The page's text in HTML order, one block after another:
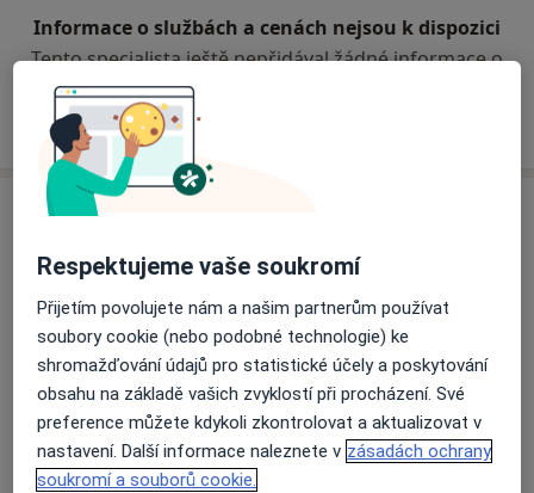
Informace o službách a cenách nejsou k dispozici
Tento specialista ještě nepřidával žádné informace o
Adresa
Praktický lékař stomatolog s laborat.
Studentská 1548/26, Havířov 73601
Přiblížit mapuse otevře v nové záložce
Dostupnost
Na této adrese online kalendář není aktivní
Co mám v takové situaci udělat?
Respektujeme vaše soukromí
Přijetím povolujete nám a našim partnerům používat
soubory cookie (nebo podobné technologie) ke
shromažďování údajů pro statistické účely a poskytování
obsahu na základě vašich zvyklostí při procházení. Své
preference můžete kdykoli zkontrolovat a aktualizovat v
nastavení. Další informace naleznete v zásadách ochrany
soukromí a souborů cookie.